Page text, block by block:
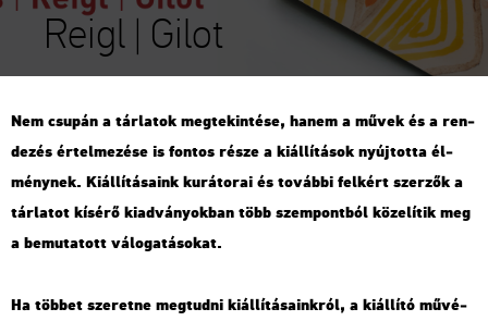
Reigl | Gilot
Nem csu­pán a tár­la­tok meg­te­kin­té­se, hanem a művek és a ren­
de­zés ér­tel­me­zé­se is fon­tos része a ki­ál­lí­tá­sok nyúj­tot­ta él­
mény­nek. Ki­ál­lí­tá­sa­ink ku­rá­to­rai és to­váb­bi fel­kért szer­zők a
tár­la­tot kí­sé­rő ki­ad­vá­nyok­ban több szem­pont­ból kö­ze­lí­tik meg
a be­mu­ta­tott vá­lo­ga­tá­so­kat.
Ha töb­bet sze­ret­ne meg­tud­ni ki­ál­lí­tá­sa­ink­ról, a ki­ál­lí­tó mű­vé­